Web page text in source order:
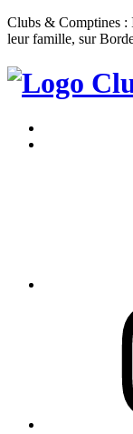
Clubs & Comptines :
leur famille, sur
Clubs
Comptines